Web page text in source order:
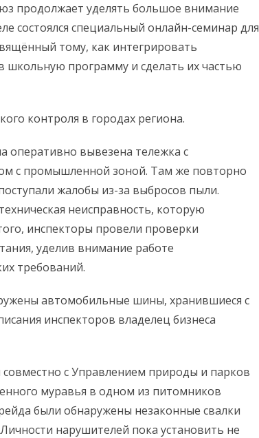
продолжает уделять большое внимание
состоялся специальный онлайн-семинар для
тому, как интегрировать
школьную программу и сделать их частью
контроля в городах региона.
оперативно вывезена тележка с
с промышленной зоной. Там же повторно
жалобы из-за выбросов пыли.
неисправность, которую
инспекторы провели проверки
уделив внимание работе
требований.
автомобильные шины, хранившиеся с
инспекторов владелец бизнеса
с Управлением природы и парков
муравья в одном из питомников
были обнаружены незаконные свалки
нарушителей пока установить не